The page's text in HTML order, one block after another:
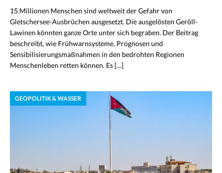
15 Millionen Menschen sind weltweit der Gefahr von
Gletschersee-Ausbrüchen ausgesetzt. Die ausgelösten Geröll-
Lawinen könnten ganze Orte unter sich begraben. Der Beitrag
beschreibt, wie Frühwarnsysteme, Prognosen und
Sensibilisierungsmaßnahmen in den bedrohten Regionen
Menschenleben retten können. Es […]
GEOPOLITIK & WASSER